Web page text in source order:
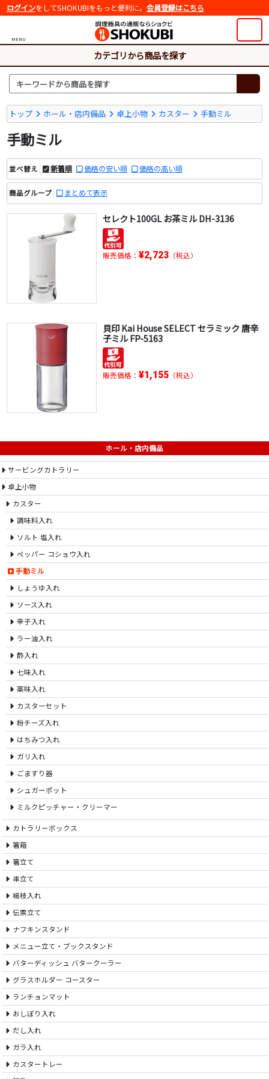
ログインをしてSHOKUBIをもっと便利に。 会員登録はこちら
MENU
カテゴリから商品を探す
トップ ホール・店内備品 卓上小物 カスター 手動ミル
手動ミル
並べ替え 新着順 価格の安い順 価格の高い順
商品グループ まとめて表示
セレクト100GL お茶ミル DH-3136
販売価格： ¥2,723（税込）
貝印 Kai House SELECT セラミック 唐辛
子ミル FP-5163
販売価格： ¥1,155（税込）
ホール・店内備品
サービングカトラリー
卓上小物
カスター
調味料入れ
ソルト 塩入れ
ペッパー コショウ入れ
手動ミル
しょうゆ入れ
ソース入れ
辛子入れ
ラー油入れ
酢入れ
七味入れ
薬味入れ
カスターセット
粉チーズ入れ
はちみつ入れ
ガリ入れ
ごますり器
シュガーポット
ミルクピッチャー・クリーマー
カトラリーボックス
箸箱
箸立て
串立て
楊枝入れ
伝票立て
ナフキンスタンド
メニュー立て・ブックスタンド
バターディッシュ バタークーラー
グラスホルダー コースター
ランチョンマット
おしぼり入れ
だし入れ
ガラ入れ
カスタートレー